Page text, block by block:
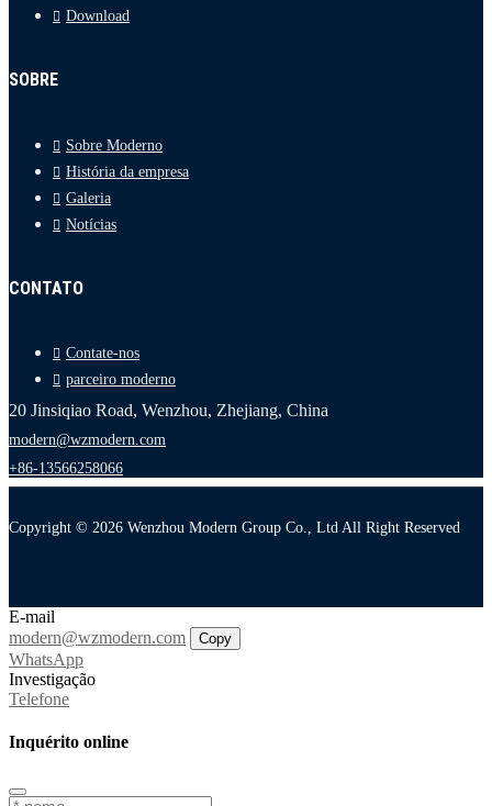
Download
SOBRE
Sobre Moderno
História da empresa
Galeria
Notícias
CONTATO
Contate-nos
parceiro moderno
20 Jinsiqiao Road, Wenzhou, Zhejiang, China
modern@wzmodern.com
+86-13566258066
Copyright © 2026 Wenzhou Modern Group Co., Ltd All Right Reserved
E-mail
modern@wzmodern.com
Copy
WhatsApp
Investigação
Telefone
Inquérito online